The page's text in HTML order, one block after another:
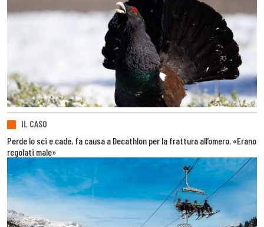
IL CASO
Perde lo sci e cade, fa causa a Decathlon per la frattura all’omero. «Erano
regolati male»